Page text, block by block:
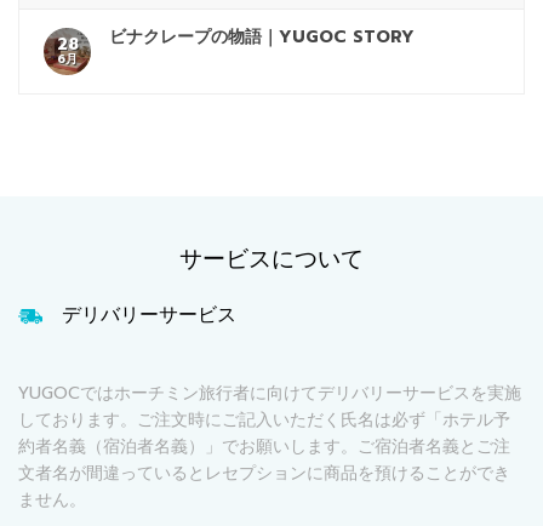
28
6月
ビナクレープの物語｜YUGOC STORY
サービスについて
デリバリーサービス
YUGOCではホーチミン旅行者に向けてデリバリーサービスを実施
しております。ご注文時にご記入いただく氏名は必ず「ホテル予
約者名義（宿泊者名義）」でお願いします。ご宿泊者名義とご注
文者名が間違っているとレセプションに商品を預けることができ
ません。